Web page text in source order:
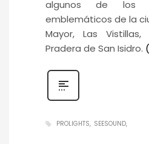
algunos de los
emblemáticos de la
Mayor, Las
Pradera de San Isidro.
PROLIGHTS SEESOUND